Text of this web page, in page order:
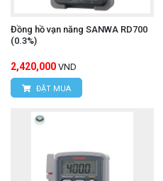
Đồng hồ vạn năng SANWA RD700
(0.3%)
2,420,000 VND
ĐẶT MUA